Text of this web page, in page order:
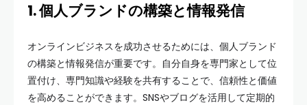
1. 個人ブランドの構築と情報発信
オンラインビジネスを成功させるためには、個人ブランド
の構築と情報発信が重要です。自分自身を専門家として位
置付け、専門知識や経験を共有することで、信頼性と価値
を高めることができます。SNSやブログを活用して定期的